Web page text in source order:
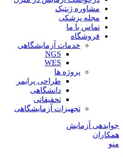
مشاوره ژنتیک
مجله پزشکی
تماس با ما
فروشگاه
خدمات آزمایشگاهی
NGS
WES
پروژه ها
طراحی پرایمر
دانشگاهی
تحقیقاتی
تجهیزات آزمایشگاهی
جوابدهی آزمایش
همکاران
منو